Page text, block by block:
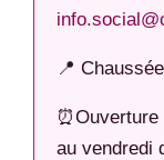
📍
au vendredi